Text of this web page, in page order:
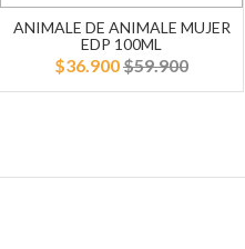
ANIMALE DE ANIMALE MUJER
EDP 100ML
$36.900$59.900